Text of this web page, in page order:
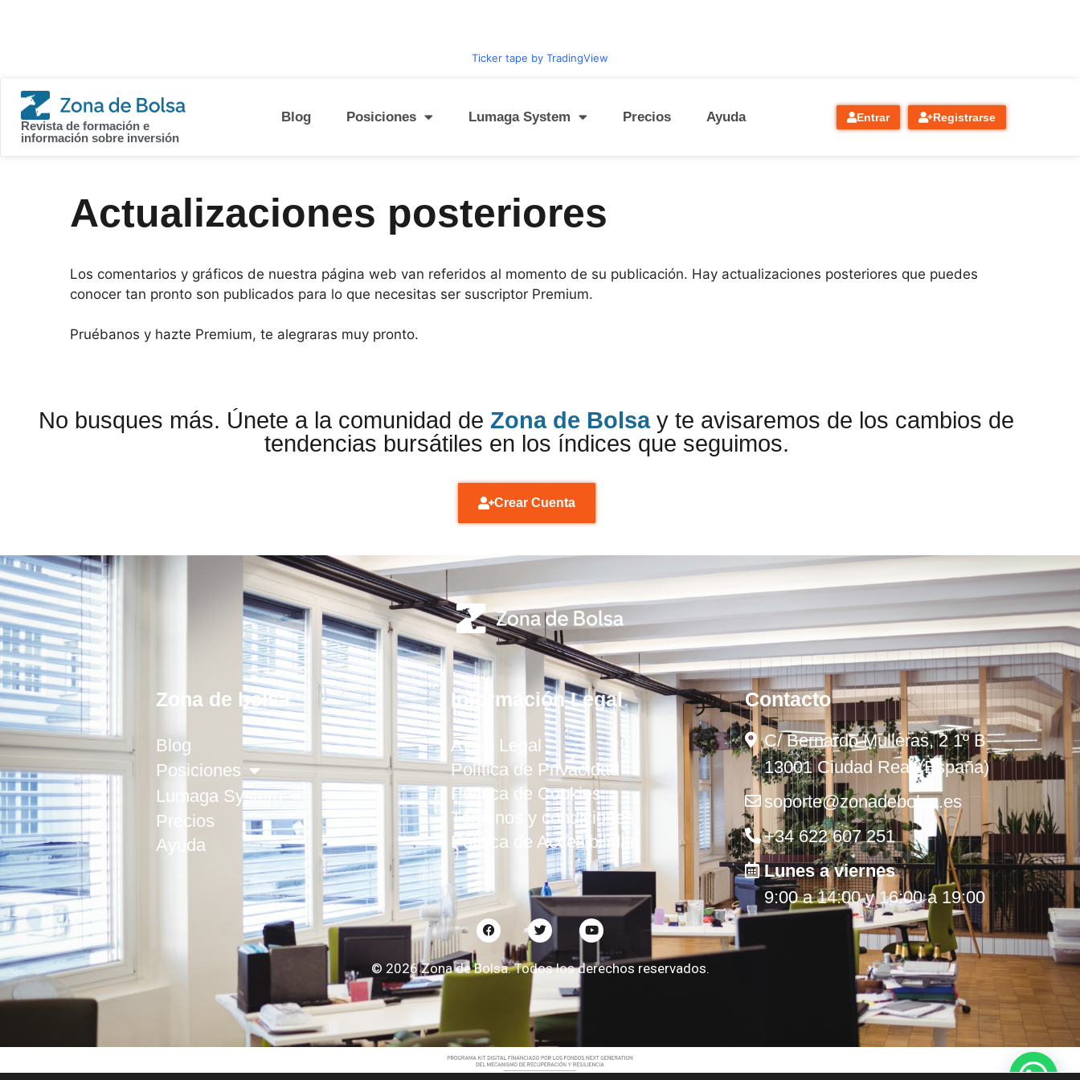
Ticker tape by TradingView
Revista de formación e
información sobre inversión
Blog Posiciones Lumaga System Precios Ayuda Entrar Registrarse
Actualizaciones posteriores
Los comentarios y gráficos de nuestra página web van referidos al momento de su publicación. Hay actualizaciones posteriores que puedes
conocer tan pronto son publicados para lo que necesitas ser suscriptor Premium.
Pruébanos y hazte Premium, te alegraras muy pronto.
No busques más. Únete a la comunidad de Zona de Bolsay te avisaremos de los cambios de
tendencias bursátiles en los índices que seguimos.
Crear Cuenta
Zona de bolsa
Blog
Posiciones
Lumaga System
Precios
Ayuda
Información Legal
Aviso Legal
Política de Privacidad
Política de Cookies
Términos y condiciones
Política de Accesibilidad
Contacto
C/ Bernardo Mulleras, 2 1º B
13001 Ciudad Real (España)
soporte@zonadebolsa.es
+34 622 607 251
Lunes a viernes
9:00 a 14:00 y 16:00 a 19:00
© 2026Zona de Bolsa. Todos los derechos reservados.